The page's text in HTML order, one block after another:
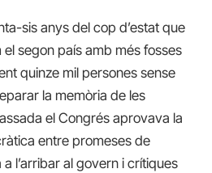
sis anys del cop d’estat que
segon país amb més fosses
quinze mil persones sense
la memòria de les
el Congrés aprovava la
entre promeses de
l’arribar al govern i crítiques